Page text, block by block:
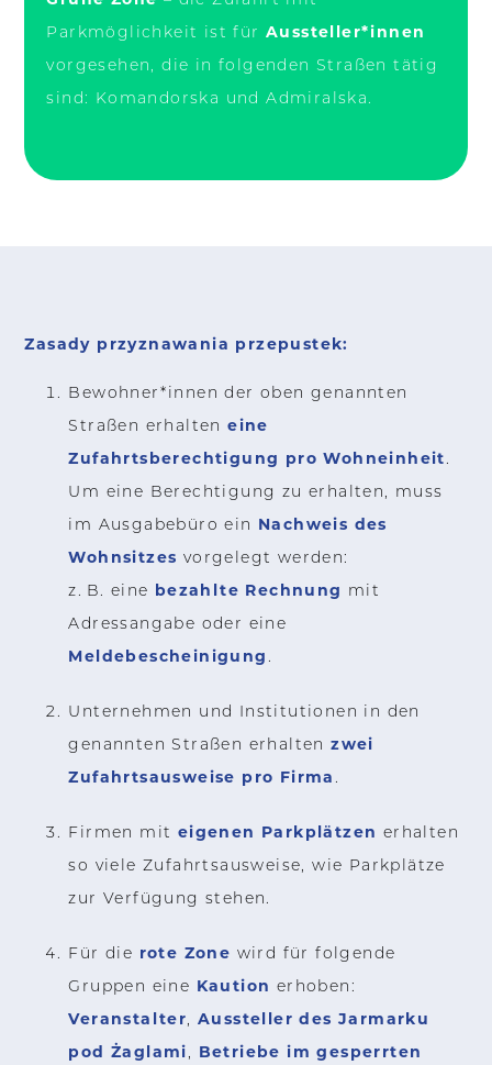
Parkmöglichkeit ist für Aussteller*innen
vorgesehen, die in folgenden Straßen tätig
sind: Komandorska und Admiralska.
Zasady przyznawania przepustek:
Bewohner*innen der oben genannten
Straßen erhalteneine
Zufahrtsberechtigung pro Wohneinheit.
Um eine Berechtigung zu erhalten, muss
im Ausgabebüro ein Nachweis des
Wohnsitzes vorgelegt werden:
z. B. eine bezahlte Rechnung mit
Adressangabe oder eine
Meldebescheinigung .
Unternehmen und Institutionen in den
genannten Straßen erhaltenzwei
Zufahrtsausweise pro Firma .
Firmen mit eigenen Parkplätzen erhalten
so viele Zufahrtsausweise, wie Parkplätze
zur Verfügung stehen.
Für die rote Zone wird für folgende
Gruppen eine Kaution erhoben:
Veranstalter, Aussteller des Jarmarku
pod Żaglami, Betriebe im gesperrten